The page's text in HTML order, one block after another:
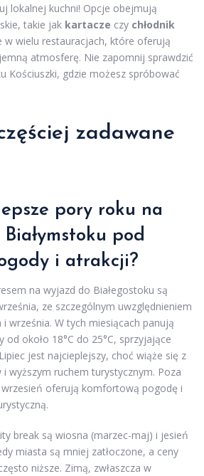
lokalnej kuchni! Opcje obejmują
takie jak kartacze czy chłodnik
w wielu restauracjach, które oferują
atmosferę. Nie zapomnij sprawdzić
Kościuszki, gdzie możesz spróbować
zadawane
pory roku na
pod
i atrakcji?
na wyjazd do Białegostoku są
ze szczególnym uwzględnieniem
i września. W tych miesiącach panują
około 18°C do 25°C, sprzyjające
jest najcieplejszy, choć wiąże się z
wyższym ruchem turystycznym. Poza
oferują komfortową pogodę i
break są wiosna (marzec-maj) i jesień
miasta są mniej zatłoczone, a ceny
niższe. Zimą, zwłaszcza w